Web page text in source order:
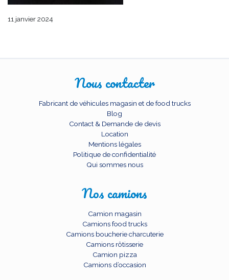
11 janvier 2024
Nous contacter
Fabricant de véhicules magasin et de food trucks
Blog
Contact & Demande de devis
Location
Mentions légales
Politique de confidentialité
Qui sommes nous
Nos camions
Camion magasin
Camions food trucks
Camions boucherie charcuterie
Camions rôtisserie
Camion pizza
Camions d’occasion